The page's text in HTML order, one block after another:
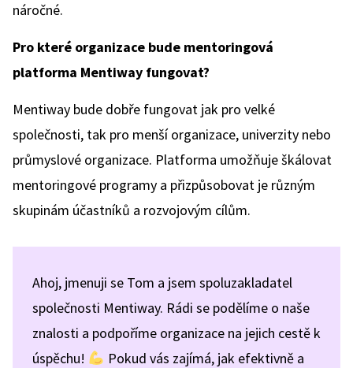
náročné.
Pro které organizace bude mentoringová
platforma Mentiway fungovat?
Mentiway bude dobře fungovat jak pro velké
společnosti, tak pro menší organizace, univerzity nebo
průmyslové organizace. Platforma umožňuje škálovat
mentoringové programy a přizpůsobovat je různým
skupinám účastníků a rozvojovým cílům.
Ahoj, jmenuji se Tom a jsem spoluzakladatel
společnosti Mentiway. Rádi se podělíme o naše
znalosti a podpoříme organizace na jejich cestě k
úspěchu!
Pokud vás zajímá, jak efektivně a